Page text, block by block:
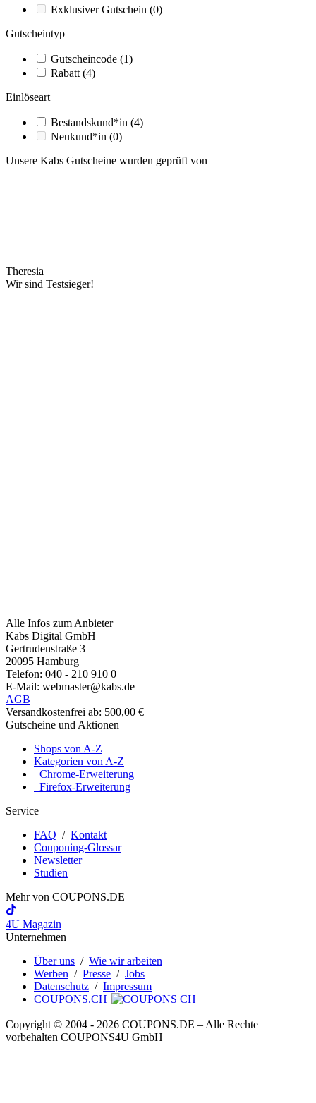
Exklusiver Gutschein (0)
Gutscheintyp
Gutscheincode (1)
Rabatt (4)
Einlöseart
Bestandskund*in (4)
Neukund*in (0)
Unsere Kabs Gutscheine wurden geprüft von
Theresia
Wir sind Testsieger!
Alle Infos zum Anbieter
Kabs Digital GmbH
Gertrudenstraße 3
20095 Hamburg
Telefon: 040 - 210 910 0
E-Mail: webmaster@kabs.de
AGB
Versandkostenfrei ab: 500,00 €
Gutscheine und Aktionen
Shops von A-Z
Kategorien von A-Z
Chrome-Erweiterung
Firefox-Erweiterung
Service
FAQ / Kontakt
Couponing-Glossar
Newsletter
Studien
Mehr von COUPONS.DE
4U Magazin
Unternehmen
Über uns / Wie wir arbeiten
Werben / Presse / Jobs
Datenschutz / Impressum
COUPONS.CH
Copyright © 2004 ‐ 2026 COUPONS.DE – Alle Rechte
vorbehalten COUPONS4U GmbH